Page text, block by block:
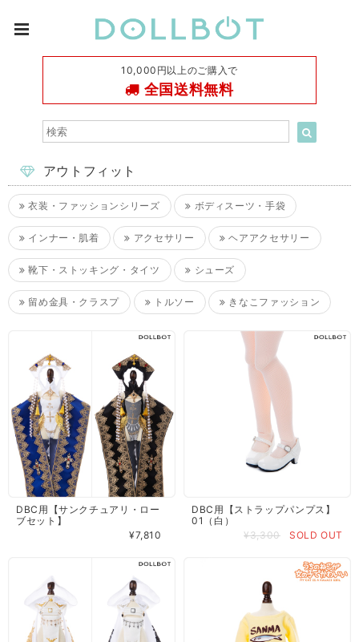
10,000円以上のご購入で
全国送料無料
アウトフィット
衣装・ファッションシリーズ ボディスーツ・手袋
インナー・肌着 アクセサリー ヘアアクセサリー
靴下・ストッキング・タイツ シューズ
留め金具・クラスプ トルソー きなこファッション
DBC用【サンクチュアリ・ロー
ブセット】
¥7,810
DBC用【ストラップパンプス】
01（白）
¥3,300
SOLD OUT